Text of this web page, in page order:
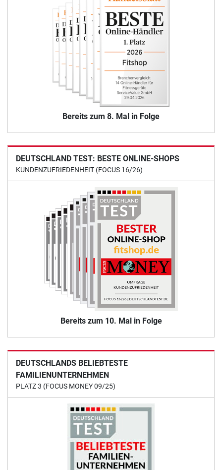
Bereits zum 8. Mal in Folge
DEUTSCHLAND TEST: BESTE ONLINE-SHOPS
KUNDENZUFRIEDENHEIT (FOCUS 16/26)
Bereits zum 10. Mal in Folge
DEUTSCHLANDS BELIEBTESTE
FAMILIENUNTERNEHMEN
PLATZ 3 (FOCUS MONEY 09/25)